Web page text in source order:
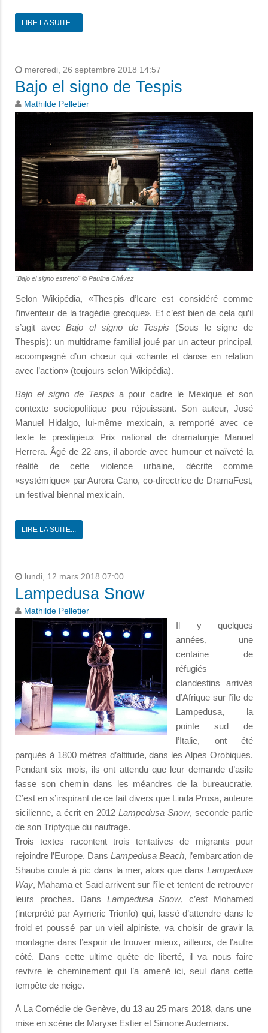
LIRE LA SUITE...
mercredi, 26 septembre 2018 14:57
Bajo el signo de Tespis
Mathilde Pelletier
"Bajo el signo estreno" © Paulina Chávez
Selon Wikipédia, «Thespis d’Icare est considéré comme
l’inventeur de la tragédie grecque». Et c’est bien de cela qu’il
s’agit avecBajo el signo de Tespis (Sous le signe de
Thespis): un multidrame familial joué par un acteur principal,
accompagné d’un chœur qui «chante et danse en relation
avec l’action» (toujours selon Wikipédia).
Bajo el signo de Tespis a pour cadre le Mexique et son
contexte sociopolitique peu réjouissant. Son auteur, José
Manuel Hidalgo, lui-même mexicain, a remporté avec ce
texte le prestigieux Prix national de dramaturgie Manuel
Herrera. Âgé de 22 ans, il aborde avec humour et naïveté la
réalité de cette violence urbaine, décrite comme
«systémique» par Aurora Cano, co-directrice de DramaFest,
un festival biennal mexicain.
LIRE LA SUITE...
lundi, 12 mars 2018 07:00
Lampedusa Snow
Mathilde Pelletier
Il y quelques
années, une
centaine de
réfugiés
clandestins arrivés
d’Afrique sur l’île de
Lampedusa, la
pointe sud de
l’Italie, ont été
parqués à 1800 mètres d’altitude, dans les Alpes Orobiques.
Pendant six mois, ils ont attendu que leur demande d’asile
fasse son chemin dans les méandres de la bureaucratie.
C’est en s’inspirant de ce fait divers que Linda Prosa, auteure
sicilienne, a écrit en 2012 Lampedusa Snow, seconde partie
de son Triptyque du naufrage.
Trois textes racontent trois tentatives de migrants pour
rejoindre l’Europe. Dans Lampedusa Beach, l’embarcation de
Shauba coule à pic dans la mer, alors que dans Lampedusa
Way, Mahama et Saïd arrivent sur l’île et tentent de retrouver
leurs proches. Dans Lampedusa Snow, c’est Mohamed
(interprété par Aymeric Trionfo) qui, lassé d’attendre dans le
froid et poussé par un vieil alpiniste, va choisir de gravir la
montagne dans l’espoir de trouver mieux, ailleurs, de l’autre
côté. Dans cette ultime quête de liberté, il va nous faire
revivre le cheminement qui l’a amené ici, seul dans cette
tempête de neige.
À La Comédie de Genève, du 13 au 25 mars 2018, dans une
mise en scène de Maryse Estier et Simone Audemars.